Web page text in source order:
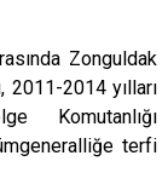
Zonguldak
2011-2014 yılları
Komutanlığı
terfi